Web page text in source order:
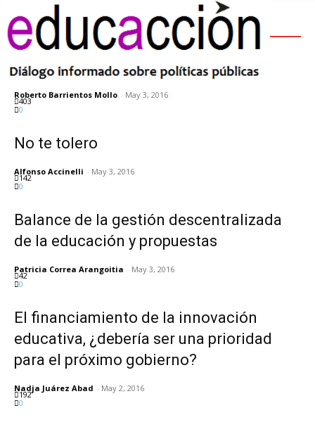
ACTUALIDAD
Lo que sí funciona en educación
Roberto Barrientos Mollo - May 3, 2016
403
0
No te tolero
Alfonso Accinelli - May 3, 2016
142
0
Balance de la gestión descentralizada
de la educación y propuestas
Patricia Correa Arangoitia - May 3, 2016
42
0
El financiamiento de la innovación
educativa, ¿debería ser una prioridad
para el próximo gobierno?
Nadja Juárez Abad - May 2, 2016
192
0